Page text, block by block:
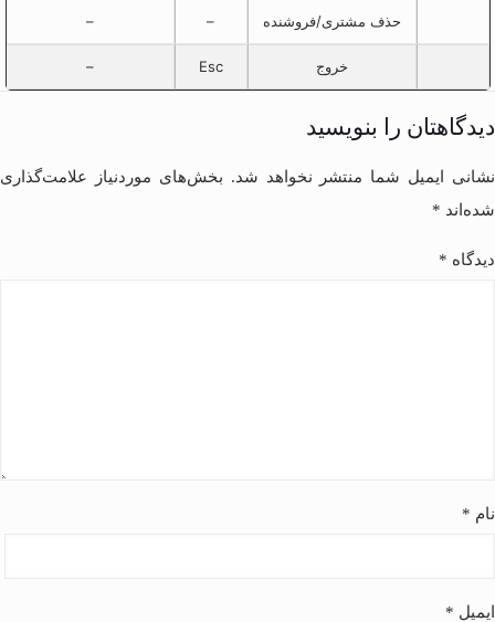
حذف مشتری/فروشنده –
–
خروج Esc
–
دیدگاهتان را بنویسید
نشانی ایمیل شما منتشر نخواهد شد. بخش‌های موردنیاز علامت‌گذاری
شده‌اند *
دیدگاه *
نام *
ایمیل *